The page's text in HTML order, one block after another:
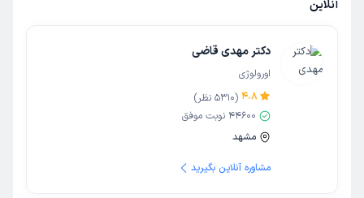
آنلاین
دکتر مهدی قاضی
اورولوژی
4.8
(
5310 نظر)
44600 نوبت موفق
مشهد
مشاوره آنلاین بگیرید